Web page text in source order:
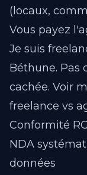
(locaux,
Vous payez
Je suis
Béthune. Pas
cachée. Voir
freelance vs
Conformité
NDA
données